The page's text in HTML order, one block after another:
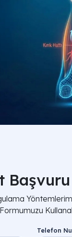
Telefon